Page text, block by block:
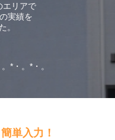
リアで
実績を
。
*・。*・。
単入力！